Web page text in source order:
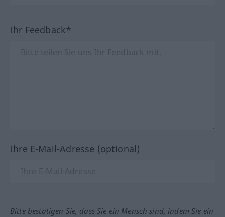
Ihr Feedback*
Ihre E-Mail-Adresse (optional)
Bitte bestätigen Sie, dass Sie ein Mensch sind, indem Sie ein